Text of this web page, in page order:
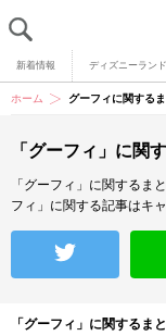
新着情報 ディズニーランド
ホーム グーフィに関する
「グーフィ」に関
「グーフィ」に関するま
フィ」に関する記事はキ
「グーフィ」に関するま